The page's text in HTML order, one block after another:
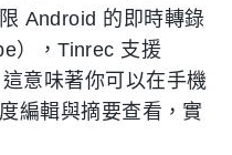
Android 的即時轉錄
），Tinrec 支援
意味著你可以在手機
編輯與摘要查看，實